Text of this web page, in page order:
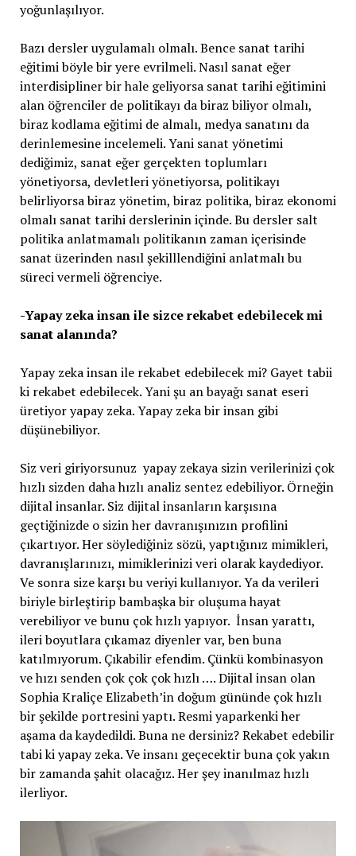
yoğunlaşılıyor.
Bazı dersler uygulamalı olmalı. Bence sanat tarihi
eğitimi böyle bir yere evrilmeli. Nasıl sanat eğer
interdisipliner bir hale geliyorsa sanat tarihi eğitimini
alan öğrenciler de politikayı da biraz biliyor olmalı,
biraz kodlama eğitimi de almalı, medya sanatını da
derinlemesine incelemeli. Yani sanat yönetimi
dediğimiz, sanat eğer gerçekten toplumları
yönetiyorsa, devletleri yönetiyorsa, politikayı
belirliyorsa biraz yönetim, biraz politika, biraz ekonomi
olmalı sanat tarihi derslerinin içinde. Bu dersler salt
politika anlatmamalı politikanın zaman içerisinde
sanat üzerinden nasıl şekilllendiğini anlatmalı bu
süreci vermeli öğrenciye.
-Yapay zeka insan ile sizce rekabet edebilecek mi
sanat alanında?
Yapay zeka insan ile rekabet edebilecek mi? Gayet tabii
ki rekabet edebilecek. Yani şu an bayağı sanat eseri
üretiyor yapay zeka. Yapay zeka bir insan gibi
düşünebiliyor.
Siz veri giriyorsunuz yapay zekaya sizin verilerinizi çok
hızlı sizden daha hızlı analiz sentez edebiliyor. Örneğin
dijital insanlar. Siz dijital insanların karşısına
geçtiğinizde o sizin her davranışınızın profilini
çıkartıyor. Her söylediğiniz sözü, yaptığınız mimikleri,
davranışlarınızı, mimiklerinizi veri olarak kaydediyor.
Ve sonra size karşı bu veriyi kullanıyor. Ya da verileri
biriyle birleştirip bambaşka bir oluşuma hayat
verebiliyor ve bunu çok hızlı yapıyor. İnsan yarattı,
ileri boyutlara çıkamaz diyenler var, ben buna
katılmıyorum. Çıkabilir efendim. Çünkü kombinasyon
ve hızı senden çok çok çok hızlı …. Dijital insan olan
Sophia Kraliçe Elizabeth’in doğum gününde çok hızlı
bir şekilde portresini yaptı. Resmi yaparkenki her
aşama da kaydedildi. Buna ne dersiniz? Rekabet edebilir
tabi ki yapay zeka. Ve insanı geçecektir buna çok yakın
bir zamanda şahit olacağız. Her şey inanılmaz hızlı
ilerliyor.